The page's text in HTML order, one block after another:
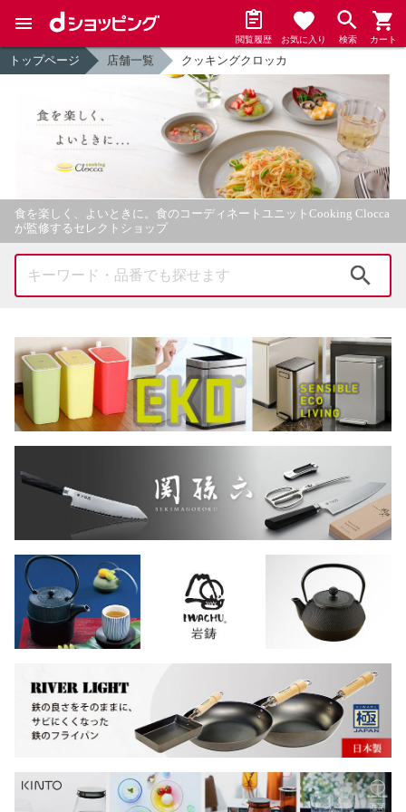
閲覧履歴 お気に入り 検索 カート
トップページ 店舗一覧 クッキングクロッカ
食を楽しく、よいときに。食のコーディネートユニットCooking Clocca
が監修するセレクトショップ